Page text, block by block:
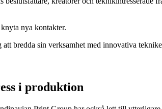
nya kontakter.
bredda sin verksamhet med innovativa
i produktion